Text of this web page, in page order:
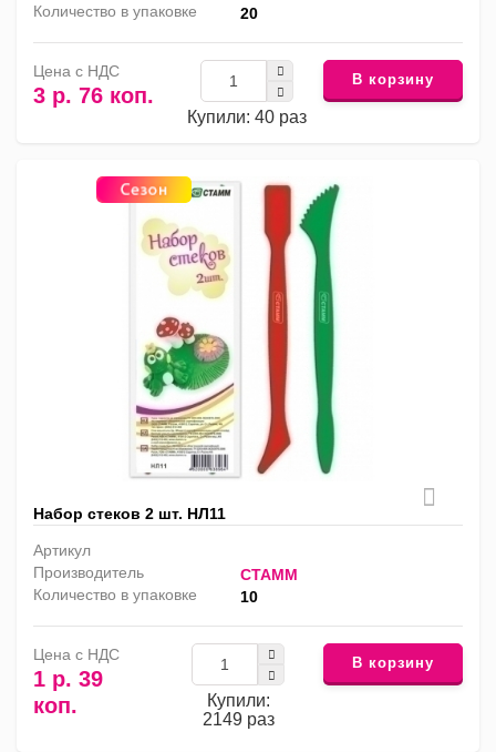
Количество в упаковке
20
Цена с НДС
3 р. 76 коп.
Купили: 40 раз
В корзину
Набор стеков 2 шт. НЛ11
Артикул
Производитель
СТАММ
Количество в упаковке
10
Цена с НДС
1 р. 39
коп.
Купили:
2149 раз
В корзину